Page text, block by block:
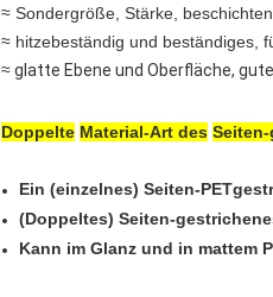
≈ Sondergröße, Stärke,
≈ hitzebeständig und beständiges,
≈glatte Ebene und Oberfläche,
Doppelte Material-Art des
Ein (einzelnes) Seiten-
(Doppeltes) Seiten-
Kann im Glanz und in mattem